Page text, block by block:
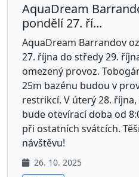
AquaDream
pondělí 27. ří...
AquaDream Barrandov
27. října do středy 29.
omezený provoz.
25m bazénu budou v
restrikcí. V úterý 28.
bude otevírací doba od
při ostatních svátcích.
návštěvu!
26. 10. 2025